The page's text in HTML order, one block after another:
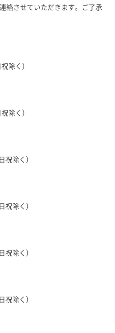
させていただきます。ご了承
除く）
除く）
除く）
除く）
除く）
除く）